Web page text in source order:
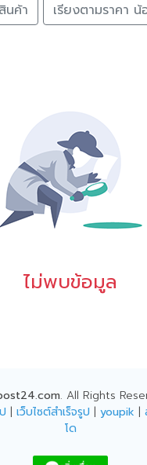
นค้า เรียงตามราคา
ไม่พบข้อมูล
. All Rights
| เว็บไซต์สำเร็จรูป | youpik |
โด